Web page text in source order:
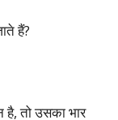
हैं?
है, तो उसका भार